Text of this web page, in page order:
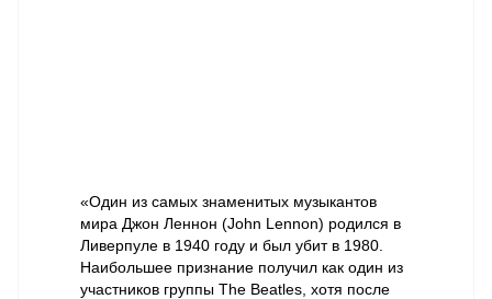
«Один из самых знаменитых музыкантов
мира Джон Леннон (John Lennon) родился в
Ливерпуле в 1940 году и был убит в 1980.
Наибольшее признание получил как один из
участников группы The Beatles, хотя после